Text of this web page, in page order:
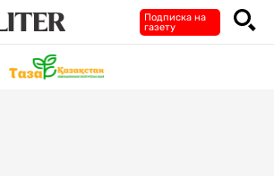
Подписка на
газету